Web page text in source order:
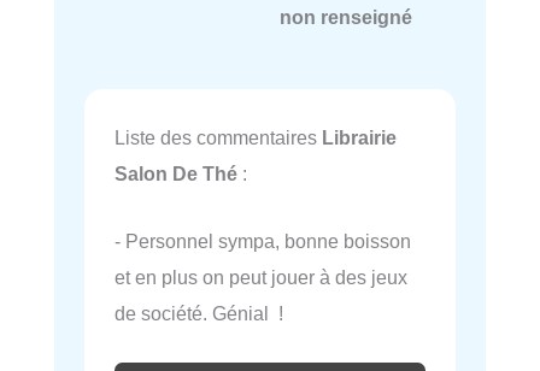
non renseigné
Liste des commentaires Librairie
Salon De Thé :
- Personnel sympa, bonne boisson
et en plus on peut jouer à des jeux
de société. Génial !